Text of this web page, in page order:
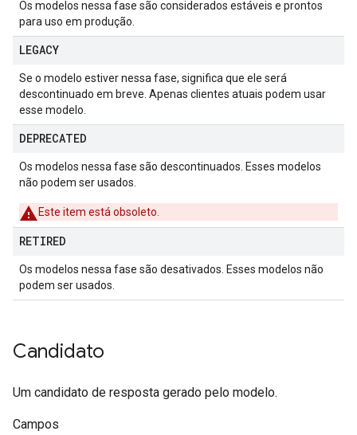
Os modelos nessa fase são considerados estáveis e prontos
para uso em produção.
LEGACY
Se o modelo estiver nessa fase, significa que ele será
descontinuado em breve. Apenas clientes atuais podem usar
esse modelo.
DEPRECATED
Os modelos nessa fase são descontinuados. Esses modelos
não podem ser usados.
Este item está obsoleto.
RETIRED
Os modelos nessa fase são desativados. Esses modelos não
podem ser usados.
Candidato
Um candidato de resposta gerado pelo modelo.
Campos